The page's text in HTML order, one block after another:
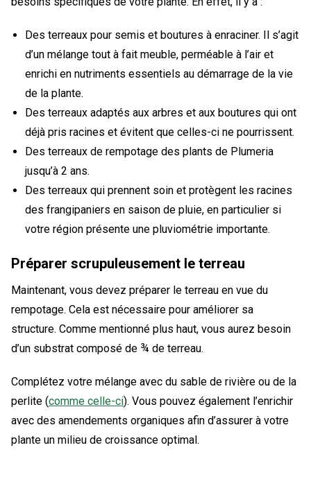
Des terreaux pour semis et boutures à enraciner. Il s’agit
d’un mélange tout à fait meuble, perméable à l’air et
enrichi en nutriments essentiels au démarrage de la vie
de la plante.
Des terreaux adaptés aux arbres et aux boutures qui ont
déjà pris racines et évitent que celles-ci ne pourrissent.
Des terreaux de rempotage des plants de Plumeria
jusqu’à 2 ans.
Des terreaux qui prennent soin et protègent les racines
des frangipaniers en saison de pluie, en particulier si
votre région présente une pluviométrie importante.
Préparer scrupuleusement le terreau
Maintenant, vous devez préparer le terreau en vue du
rempotage. Cela est nécessaire pour améliorer sa
structure. Comme mentionné plus haut, vous aurez besoin
d’un substrat composé de ¾ de terreau.
Complétez votre mélange avec du sable de rivière ou de la
perlite (comme celle-ci). Vous pouvez également l’enrichir
avec des amendements organiques afin d’assurer à votre
plante un milieu de croissance optimal.